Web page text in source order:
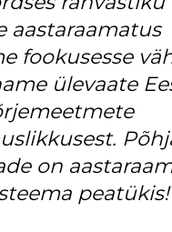
aastaraamatus
fookusesse
ülevaate
on
peatükis!